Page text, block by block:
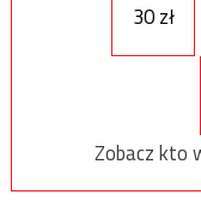
30 zł
Zobacz kto